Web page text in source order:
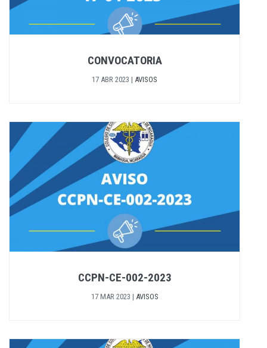
CONVOCATORIA
17 ABR 2023 | AVISOS
CCPN-CE-002-2023
17 MAR 2023 | AVISOS